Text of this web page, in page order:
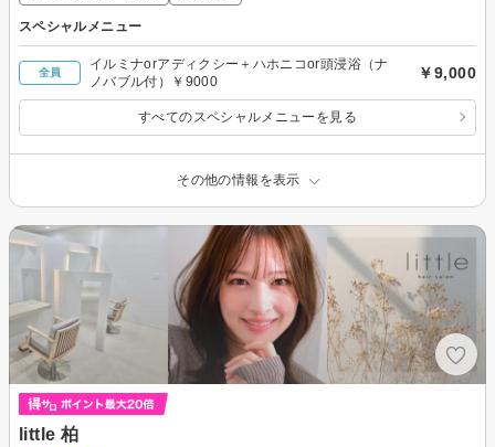
スペシャルメニュー
全員
イルミナorアディクシー＋ハホニコor頭浸浴（ナ
ノバブル付）￥9000
￥9,000
すべてのスペシャルメニューを見る
その他の情報を表示
little 柏